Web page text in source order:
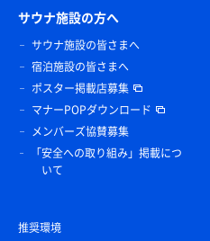
サウナ施設の方へ
サウナ施設の皆さまへ
宿泊施設の皆さまへ
ポスター掲載店募集
マナーPOPダウンロード
メンバーズ協賛募集
「安全への取り組み」掲載につ
いて
推奨環境